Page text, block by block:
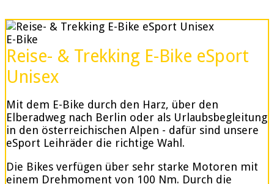
E-Bike
Reise- & Trekking E-Bike eSport
Unisex
Mit dem E-Bike durch den Harz, über den
Elberadweg nach Berlin oder als Urlaubsbegleitung
in den österreichischen Alpen - dafür sind unsere
eSport Leihräder die richtige Wahl.
Die Bikes verfügen über sehr starke Motoren mit
einem Drehmoment von 100 Nm. Durch die